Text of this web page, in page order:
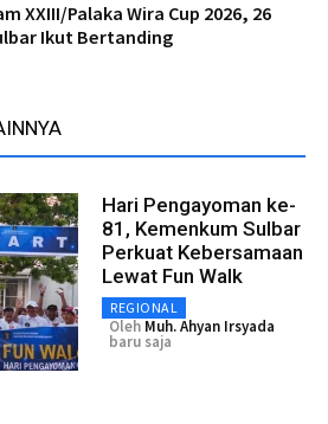
XXIII/Palaka Wira Cup 2026, 26
Ikut Bertanding
Hari Pengayoman ke-
81, Kemenkum Sulbar
Perkuat Kebersamaan
Lewat Fun Walk
REGIONAL
Oleh Muh. Ahyan Irsyada
baru saja